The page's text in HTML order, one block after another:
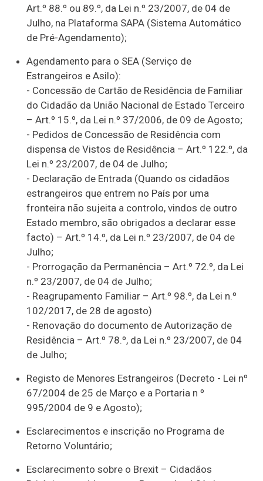
Art.º 88.º ou 89.º, da Lei n.º 23/2007, de 04 de
Julho, na Plataforma SAPA (Sistema Automático
de Pré-Agendamento);
Agendamento para o SEA (Serviço de
Estrangeiros e Asilo):
- Concessão de Cartão de Residência de Familiar
do Cidadão da União Nacional de Estado Terceiro
– Art.º 15.º, da Lei n.º 37/2006, de 09 de Agosto;
- Pedidos de Concessão de Residência com
dispensa de Vistos de Residência – Art.º 122.º, da
Lei n.º 23/2007, de 04 de Julho;
- Declaração de Entrada (Quando os cidadãos
estrangeiros que entrem no País por uma
fronteira não sujeita a controlo, vindos de outro
Estado membro, são obrigados a declarar esse
facto) – Art.º 14.º, da Lei n.º 23/2007, de 04 de
Julho;
- Prorrogação da Permanência – Art.º 72.º, da Lei
n.º 23/2007, de 04 de Julho;
- Reagrupamento Familiar – Art.º 98.º, da Lei n.º
102/2017, de 28 de agosto)
- Renovação do documento de Autorização de
Residência – Art.º 78.º, da Lei n.º 23/2007, de 04
de Julho;
Registo de Menores Estrangeiros (Decreto - Lei nº
67/2004 de 25 de Março e a Portaria n º
995/2004 de 9 e Agosto);
Esclarecimentos e inscrição no Programa de
Retorno Voluntário;
Esclarecimento sobre o Brexit – Cidadãos